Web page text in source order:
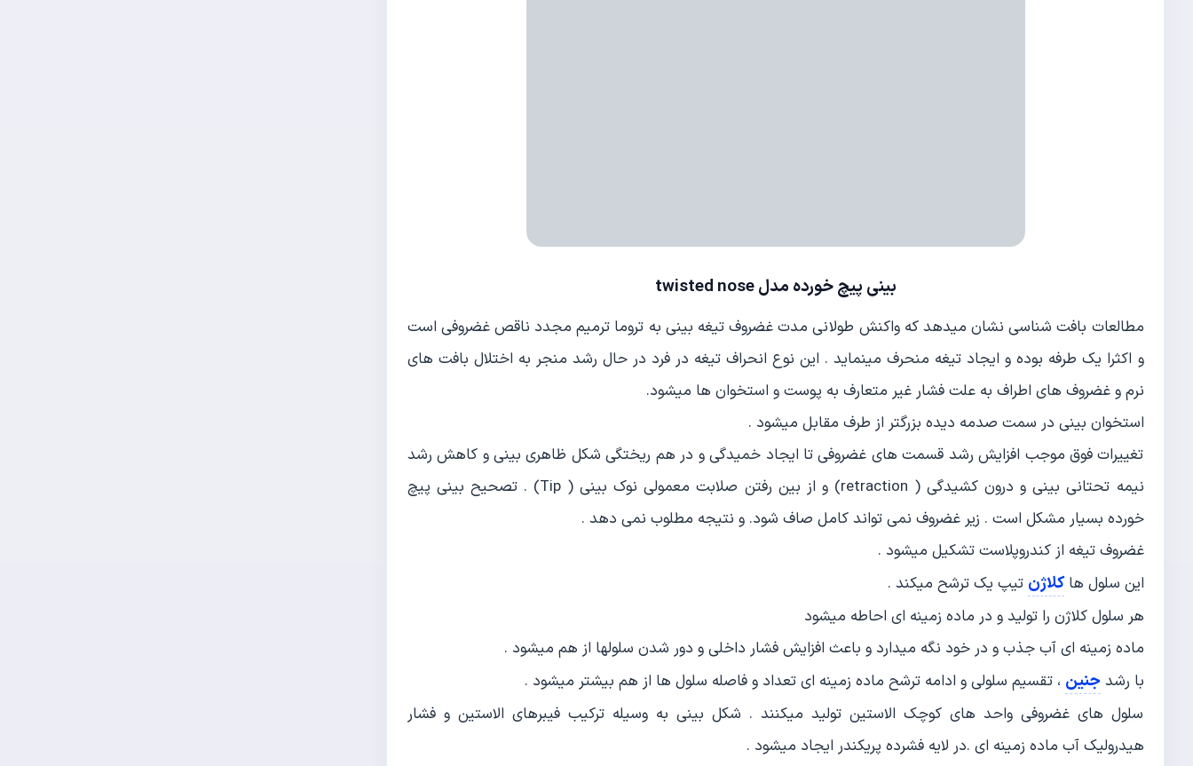
بینی پیچ خورده مدل twisted nose
مطالعات بافت شناسی نشان میدهد که واکنش طولانی مدت غضروف تیغه بینی به تروما ترمیم مجدد ناقص غضروفی است
و اکثرا یک طرفه بوده و ایجاد تیغه منحرف مینماید . این نوع انحراف تیغه در فرد در حال رشد منجر به اختلال بافت های
نرم و غضروف های اطراف به علت فشار غیر متعارف به پوست و استخوان ها میشود.
استخوان بینی در سمت صدمه دیده بزرگتر از طرف مقابل میشود .
تغییرات فوق موجب افزایش رشد قسمت های غضروفی تا ایجاد خمیدگی و در هم ریختگی شکل ظاهری بینی و کاهش رشد
نیمه تحتانی بینی و درون کشیدگی ( retraction) و از بین رفتن صلابت معمولی نوک بینی ( Tip) . تصحیح بینی پیچ
خورده بسیار مشکل است . زیر غضروف نمی تواند کامل صاف شود. و نتیجه مطلوب نمی دهد .
غضروف تیغه از کندروپلاست تشکیل میشود .
این سلول هاکلاژن تیپ یک ترشح میکند .
هر سلول کلاژن را تولید و در ماده زمینه ای احاطه میشود
ماده زمینه ای آب جذب و در خود نگه میدارد و باعث افزایش فشار داخلی و دور شدن سلولها از هم میشود .
با رشد جنین ، تقسیم سلولی و ادامه ترشح ماده زمینه ای تعداد و فاصله سلول ها از هم بیشتر میشود .
سلول های غضروفی واحد های کوچک الاستین تولید میکنند . شکل بینی به وسیله ترکیب فیبرهای الاستین و فشار
هیدرولیک آب ماده زمینه ای .در لایه فشرده پریکندر ایجاد میشود .